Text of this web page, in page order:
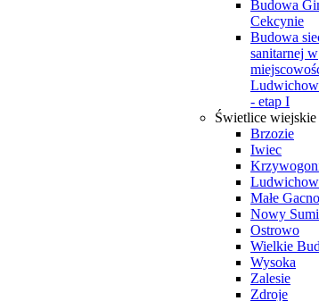
Budowa
Cekcynie
Budowa
sanitarnej w
- etap I
Świetlice wiejskie
Brzozie
Iwiec
Małe Gacno
Nowy
Ostrowo
Wielkie
Wysoka
Zalesie
Zdroje